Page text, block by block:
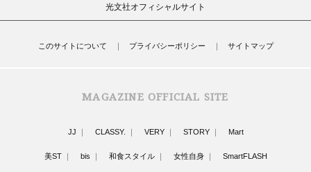
光文社オフィシャルサイト
このサイトについて プライバシーポリシー サイトマップ
MAGAZINE OFFICIAL SITE
JJ CLASSY. VERY STORY Mart
美ST bis 和食スタイル 女性自身 SmartFLASH